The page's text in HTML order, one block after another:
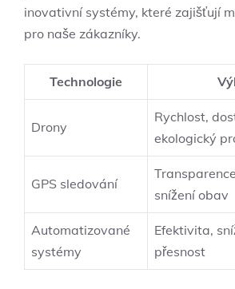
inovativní systémy, které zajišťují
pro naše zákazníky.
Technologie
Drony
Rychlost,
ekologický
GPS sledování
snížení obav
Automatizované
systémy
Efektivita,
přesnost